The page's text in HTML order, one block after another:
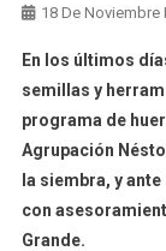
18 De Noviembre
En los últimos
semillas y
programa de
Agrupación
la siembra, y
con
Grande.